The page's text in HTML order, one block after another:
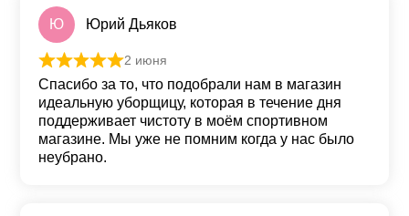
Ю Юрий Дьяков
Оценка
2 июня
Спасибо за то, что подобрали нам в магазин
идеальную уборщицу, которая в течение дня
поддерживает чистоту в моём спортивном
магазине. Мы уже не помним когда у нас было
неубрано.